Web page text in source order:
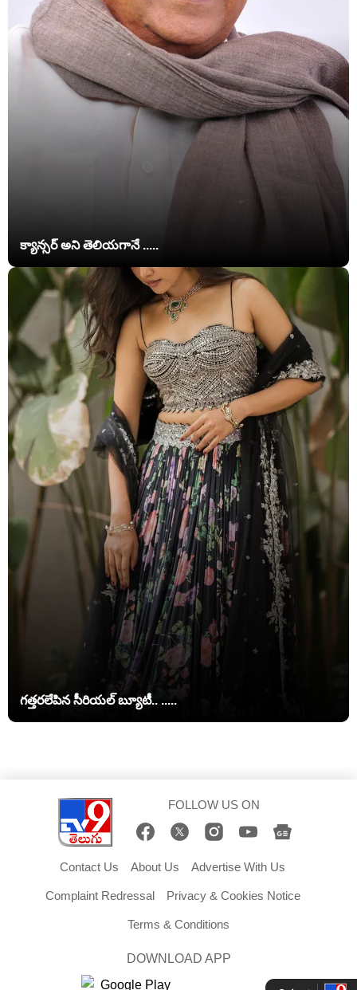
క్యాన్సర్ అని తెలియగానే .....
గత్తరలేపిన సీరియల్ బ్యూటీ.. .....
FOLLOW US ON
Contact Us About Us Advertise With Us
Complaint Redressal Privacy & Cookies Notice
Terms & Conditions
DOWNLOAD APP